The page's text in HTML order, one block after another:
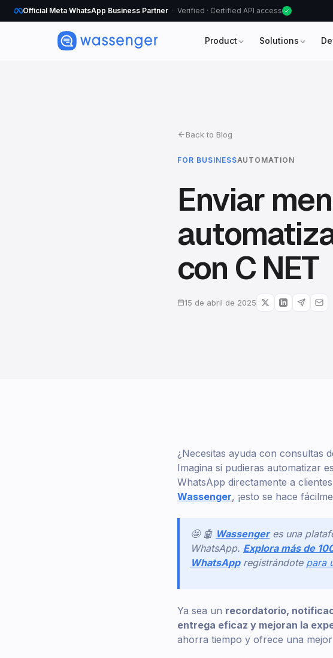
Official Meta WhatsApp Business Partner Verified · Certified API access
Product Solutions
Back to Blog
FOR BUSINESSAUTOMATION
Enviar
con C NET
15 de abril de 2025
¿Necesitas ayuda con consultas
Imagina si pudieras automatizar
WhatsApp directamente a
Wassenger, ¡esto se hace
🤩 🤖 Wassenger es una
WhatsApp. Explora más de
WhatsApp registrándote para
Ya sea un recordatorio,
entrega eficaz y mejoran la
ahorra tiempo y ofrece una